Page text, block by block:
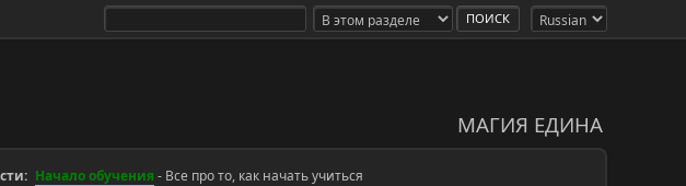
МАГИЯ ЕДИНА
Начало обучения - Все про то, как начать учиться